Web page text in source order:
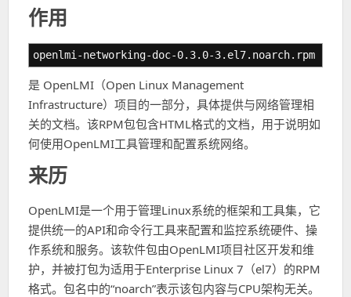
作用
openlmi-networking-doc-0.3.0-3.el7.noarch.rpm
是 OpenLMI（Open Linux Management
Infrastructure）项目的一部分，具体提供与网络管理相
关的文档。该RPM包包含HTML格式的文档，用于说明如
何使用OpenLMI工具管理和配置系统网络。
来历
OpenLMI是一个用于管理Linux系统的框架和工具集，它
提供统一的API和命令行工具来配置和监控系统硬件、操
作系统和服务。该软件包由OpenLMI项目社区开发和维
护，并被打包为适用于Enterprise Linux 7（el7）的RPM
格式。包名中的“noarch”表示该包内容与CPU架构无关。